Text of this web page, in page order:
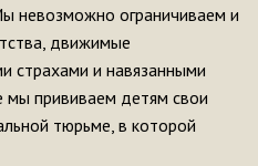
невозможно ограничиваем и
движимые
страхами и навязанными
прививаем детям свои
тюрьме, в которой